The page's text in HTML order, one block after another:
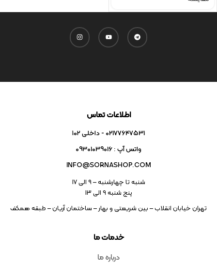
خدمات ما
درباره ما
اطلاعات تماس
02177647531 - داخلی ۱۰۲
واتس آپ : 09301039016
INFO@SORNASHOP.COM
شنبه تا چهارشنبه – ۹ الی 17
پنج شنبه ۹ الی 13
تهران خیابان انقلاب – بین شریعتی و بهار – ساختمان آریان – طبقه همکف